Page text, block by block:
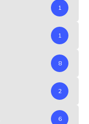
1
1
8
2
6